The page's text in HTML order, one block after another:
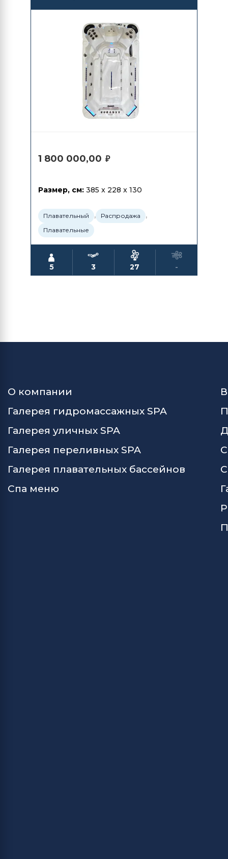
1 800 000,00 ₽
Размер, см: 385 x 228 x 130
Плавательный , Распродажа ,
Плавательные
5 3 27 -
О компании
Галерея гидромассажных SPA
Галерея уличных SPA
Галерея переливных SPA
Галерея плавательных бассейнов
Спа меню